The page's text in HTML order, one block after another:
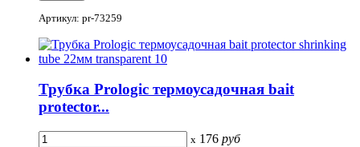
Артикул: pr-73259
Трубка Prologic термоусадочная bait
protector...
x 176 руб